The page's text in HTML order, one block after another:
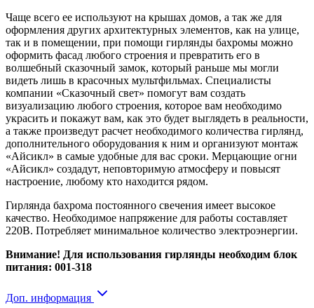
Чаще всего ее используют на крышах домов, а так же для
оформления других архитектурных элементов, как на улице,
так и в помещении, при помощи гирлянды бахромы можно
оформить фасад любого строения и превратить его в
волшебный сказочный замок, который раньше мы могли
видеть лишь в красочных мультфильмах. Специалисты
компании «Сказочный свет» помогут вам создать
визуализацию любого строения, которое вам необходимо
украсить и покажут вам, как это будет выглядеть в реальности,
а также произведут расчет необходимого количества гирлянд,
дополнительного оборудования к ним и организуют монтаж
«Айсикл» в самые удобные для вас сроки. Мерцающие огни
«Айсикл» создадут, неповторимую атмосферу и повысят
настроение, любому кто находится рядом.
Гирлянда бахрома постоянного свечения имеет высокое
качество. Необходимое напряжение для работы составляет
220В. Потребляет минимальное количество электроэнергии.
Внимание! Для использования гирлянды необходим блок
питания: 001-318
Доп. информация